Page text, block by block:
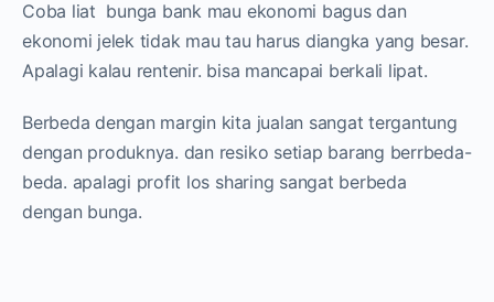
Coba liat bunga bank mau ekonomi bagus dan
ekonomi jelek tidak mau tau harus diangka yang besar.
Apalagi kalau rentenir. bisa mancapai berkali lipat.
Berbeda dengan margin kita jualan sangat tergantung
dengan produknya. dan resiko setiap barang berrbeda-
beda. apalagi profit los sharing sangat berbeda
dengan bunga.